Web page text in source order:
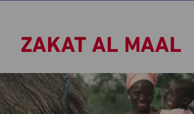
Maal
ZAKAT AL MAAL